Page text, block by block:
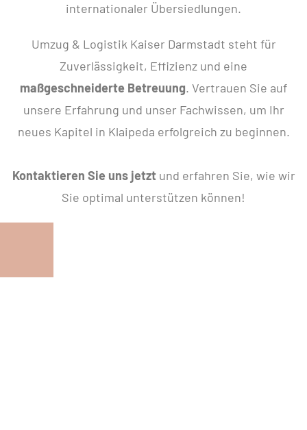
internationaler Übersiedlungen.
Umzug & Logistik Kaiser Darmstadt steht für
Zuverlässigkeit, Effizienz und eine
maßgeschneiderte Betreuung. Vertrauen Sie auf
unsere Erfahrung und unser Fachwissen, um Ihr
neues Kapitel in Klaipeda erfolgreich zu beginnen.
Kontaktieren Sie uns jetztund erfahren Sie, wie wir
Sie optimal unterstützen können!